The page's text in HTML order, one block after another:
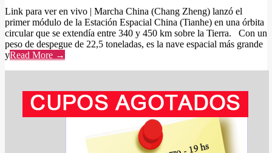
Link para ver en vivo | Marcha China (Chang Zheng) lanzó el
primer módulo de la Estación Espacial China (Tianhe) en una órbita
circular que se extendía entre 340 y 450 km sobre la Tierra. Con un
peso de despegue de 22,5 toneladas, es la nave espacial más grande
yRead More →